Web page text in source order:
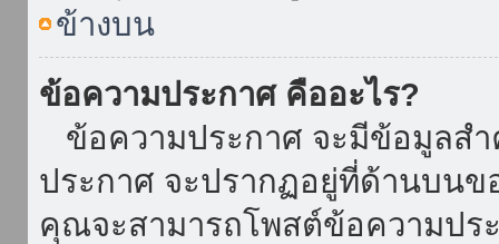
ข้างบน
ข้อความประกาศ คืออะไร?
ข้อความประกาศ จะมีข้อมูลส
ประกาศ จะปรากฏอยู่ที่ด้านบนข
คุณจะสามารถโพสต์ข้อความป